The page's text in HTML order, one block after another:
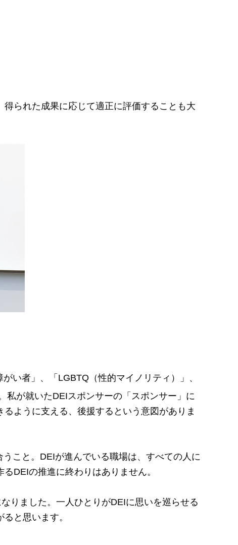
られた成果に応じて適正に評価することも大
い者」、「LGBTQ（性的マイノリティ）」、
私が就いたDEIスポンサーの「スポンサー」に
ように支える、後援するという意図がありま
こと。DEIが進んでいる職場は、すべての人に
DEIの推進に終わりはありません。
りました。一人ひとりがDEIに思いを巡らせる
と思います。